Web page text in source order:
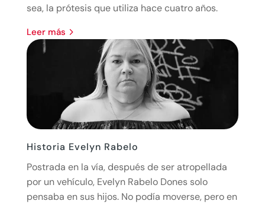
sea, la prótesis que utiliza hace cuatro años.
leer más
Historia Evelyn Rabelo
Postrada en la vía, después de ser atropellada
por un vehículo, Evelyn Rabelo Dones solo
pensaba en sus hijos. No podía moverse, pero en